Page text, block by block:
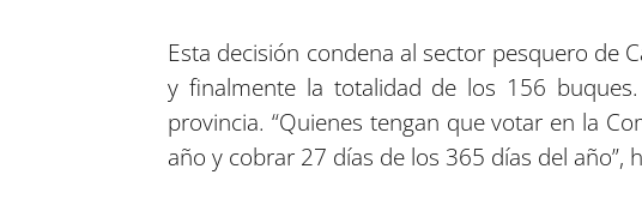
Esta decisión condena al sector pesquero de
y finalmente la totalidad de los 156
provincia. “Quienes tengan que votar en la
año y cobrar 27 días de los 365 días del año”,